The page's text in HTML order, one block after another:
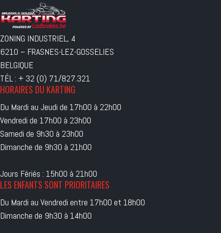
ZONING INDUSTRIEL, 4
6210 – FRASNES-LEZ-GOSSELIES
BELGIQUE
TÉL : + 32 (0) 71/827.321
HORAIRES DU KARTING
Du Mardi au Jeudi de 17h00 à 22h00
Vendredi de 17h00 à 23h00
Samedi de 9h30 à 23h00
Dimanche de 9h30 à 21h00
Jours Fériés : 15h00 à 21h00
LES ENFANTS SONT PRIORITAIRES
Du Mardi au Vendredi entre 17h00 et 18h00
Dimanche de 9h30 à 14h00